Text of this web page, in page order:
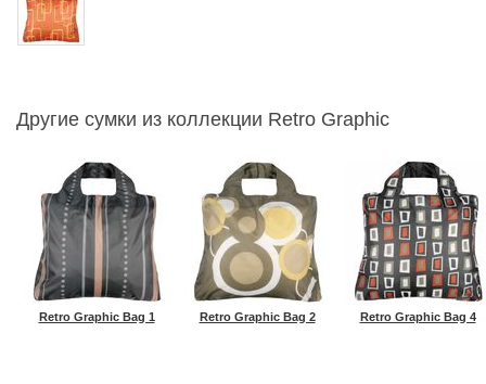
Другие сумки из коллекции Retro Graphic
Retro Graphic Bag 1 Retro Graphic Bag 2 Retro Graphic Bag 4